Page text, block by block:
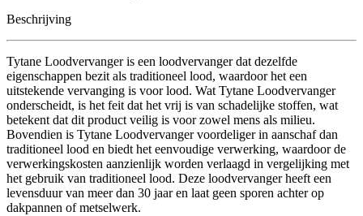
Beschrijving
Tytane Loodvervanger is een loodvervanger dat dezelfde
eigenschappen bezit als traditioneel lood, waardoor het een
uitstekende vervanging is voor lood. Wat Tytane Loodvervanger
onderscheidt, is het feit dat het vrij is van schadelijke stoffen, wat
betekent dat dit product veilig is voor zowel mens als milieu.
Bovendien is Tytane Loodvervanger voordeliger in aanschaf dan
traditioneel lood en biedt het eenvoudige verwerking, waardoor de
verwerkingskosten aanzienlijk worden verlaagd in vergelijking met
het gebruik van traditioneel lood. Deze loodvervanger heeft een
levensduur van meer dan 30 jaar en laat geen sporen achter op
dakpannen of metselwerk.